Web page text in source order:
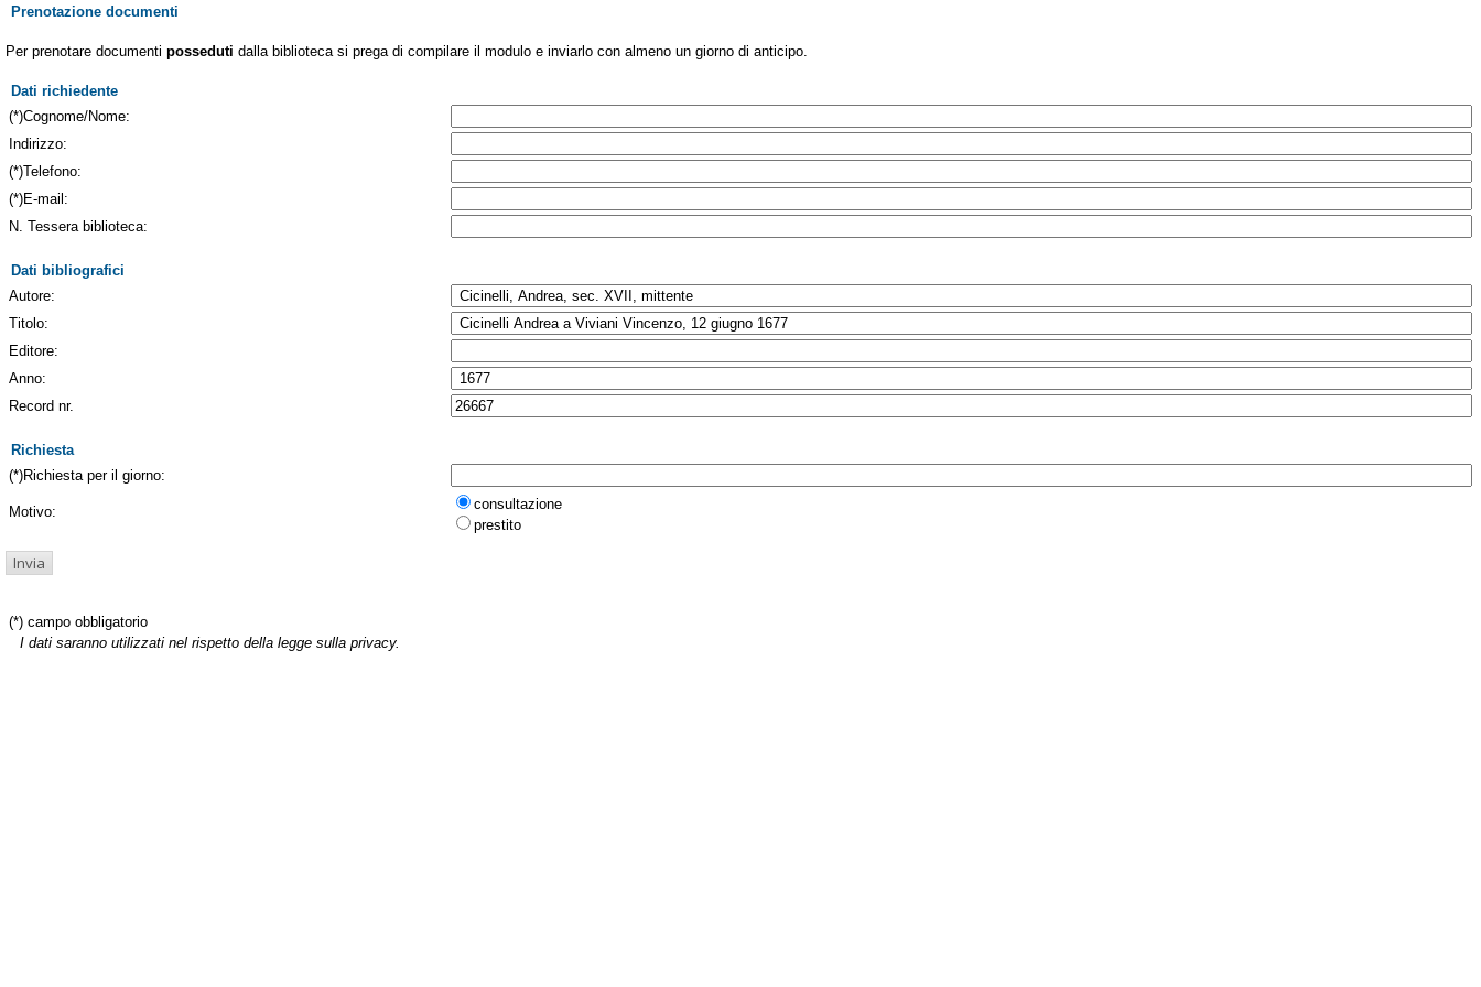
Prenotazione documenti
Per prenotare documenti posseduti dalla biblioteca si prega di compilare il modulo e inviarlo con almeno un giorno di anticipo.
Dati richiedente
(*)Cognome/Nome:
Indirizzo:
(*)Telefono:
(*)E-mail:
N. Tessera biblioteca:
Dati bibliografici
Autore:
Titolo:
Editore:
Anno:
Record nr.
Richiesta
(*)Richiesta per il giorno:
Motivo:
consultazione
prestito
(*) campo obbligatorio
I dati saranno utilizzati nel rispetto della legge sulla privacy.